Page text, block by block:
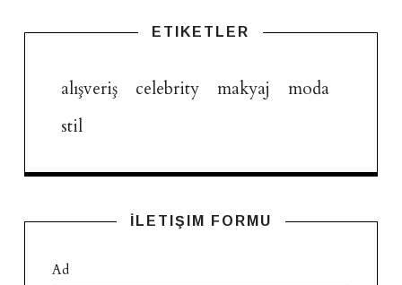
ETIKETLER
alışveriş celebrity makyaj
moda
stil
İLETIŞIM FORMU
Ad